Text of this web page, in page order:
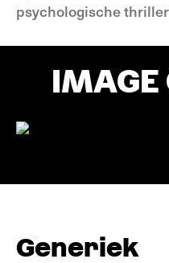
psychologische
IMAGE
Generiek